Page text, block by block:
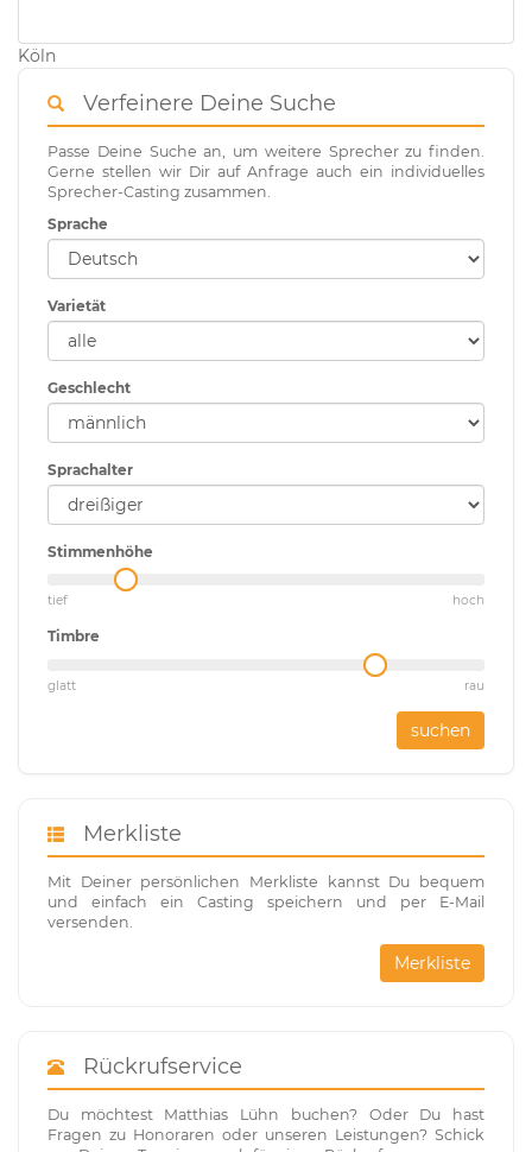
Köln
Verfeinere Deine Suche
Passe Deine Suche an, um weitere Sprecher zu finden.
Gerne stellen wir Dir auf Anfrage auch ein individuelles
Sprecher-Casting zusammen.
Sprache
Varietät
Geschlecht
Sprachalter
Stimmenhöhe
tief hoch
Timbre
glatt rau
suchen
Merkliste
Mit Deiner persönlichen Merkliste kannst Du bequem
und einfach ein Casting speichern und per E-Mail
versenden.
Merkliste
Rückrufservice
Du möchtest Matthias Lühn buchen? Oder Du hast
Fragen zu Honoraren oder unseren Leistungen? Schick